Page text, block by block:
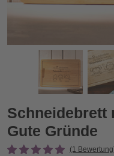
Schneidebrett mit
Zurück
Schneidebrett
Gute Gründe
(1